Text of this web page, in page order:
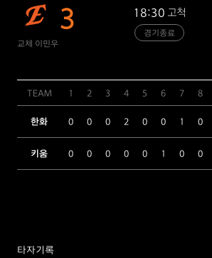
3
교체 이민우
18:30 고척
경기종료
TEAM 1 2 3 4 5 6 7 8
한화 0 0 0 2 0 0 1 0
키움 0 0 0 0 0 1 0 0
타자기록